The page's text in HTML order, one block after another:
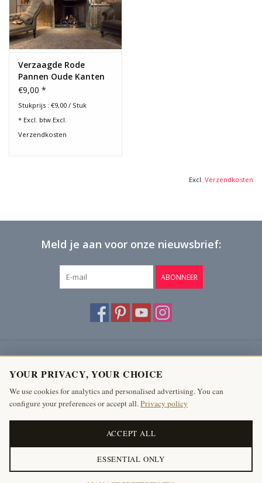
Verzaagde Rode
Pannen Oude Kanten
€9,00 *
Stukprijs : €9,00 / Stuk
* Excl. btw Excl.
Verzendkosten
Excl. Verzendkosten
Meld je aan voor onze nieuwsbrief:
ABONNEER
Producten
Mijn account
The Antique Fireplace Bank
YOUR PRIVACY, YOUR CHOICE
We use cookies for analytics and personalised advertising. You can
configure your preferences or accept all.Privacy policy
ACCEPT ALL
ESSENTIAL ONLY